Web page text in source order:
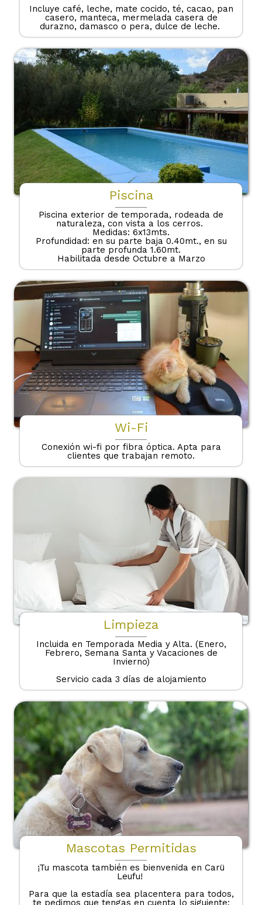
Incluye café, leche, mate cocido, té, cacao, pan
casero, manteca, mermelada casera de
durazno, damasco o pera, dulce de leche.
Piscina
Piscina exterior de temporada, rodeada de
naturaleza, con vista a los cerros.
Medidas: 6x13mts.
Profundidad: en su parte baja 0.40mt., en su
parte profunda 1.60mt.
Habilitada desde Octubre a Marzo
Wi-Fi
Conexión wi-fi por fibra óptica. Apta para
clientes que trabajan remoto.
Limpieza
Incluida en Temporada Media y Alta. (Enero,
Febrero, Semana Santa y Vacaciones de
Invierno)
Servicio cada 3 días de alojamiento
Mascotas Permitidas
¡Tu mascota también es bienvenida en Carü
Leufu!
Para que la estadía sea placentera para todos,
te pedimos que tengas en cuenta lo siguiente: